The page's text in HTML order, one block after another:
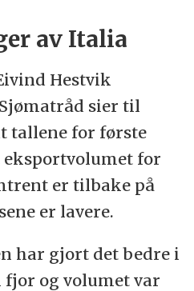
av Italia
Hestvik
sier til
tallene for første
for
er tilbake på
er lavere.
har gjort det bedre i
og volumet var